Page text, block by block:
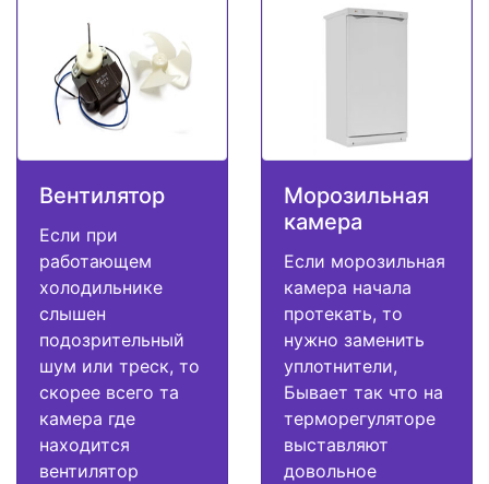
Вентилятор
Если при
работающем
холодильнике
слышен
подозрительный
шум или треск, то
скорее всего та
камера где
находится
вентилятор
Морозильная
камера
Если морозильная
камера начала
протекать, то
нужно заменить
уплотнители,
Бывает так что на
терморегуляторе
выставляют
довольное